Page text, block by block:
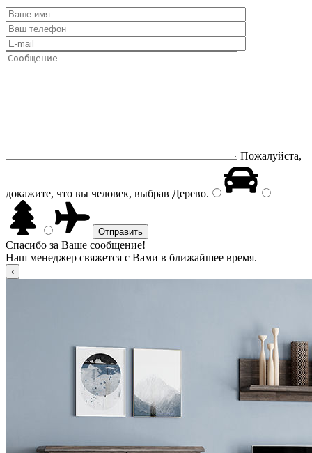
Пожалуйста,
докажите, что вы человек, выбрав Дерево.
Спасибо за Ваше сообщение!
Наш менеджер свяжется с Вами в ближайшее время.